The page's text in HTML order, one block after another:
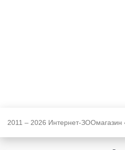
2011 – 2026 Интернет-